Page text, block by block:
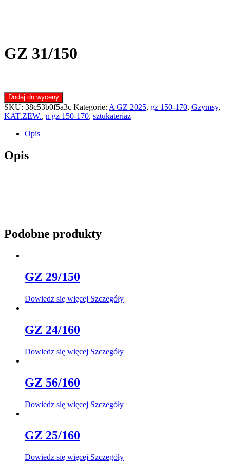
GZ 31/150
Dodaj do wyceny
SKU: 38c53b0f5a3c Kategorie: A GZ 2025, gz 150-170, Gzymsy,
KAT.ZEW., n gz 150-170, sztukateriaz
Opis
Opis
Podobne produkty
GZ 29/150
Dowiedz się więcej Szczegóły
GZ 24/160
Dowiedz się więcej Szczegóły
GZ 56/160
Dowiedz się więcej Szczegóły
GZ 25/160
Dowiedz się więcej Szczegóły